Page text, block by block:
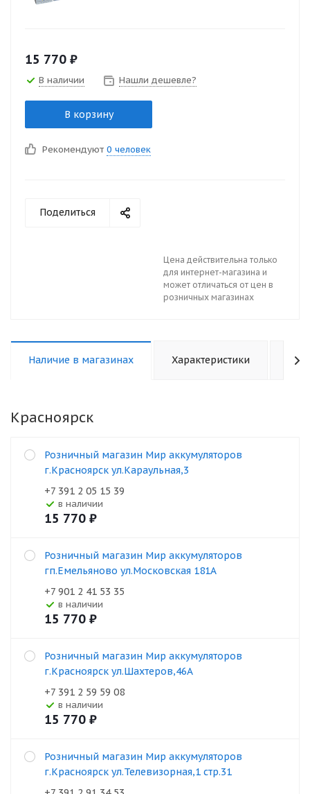
15 770 ₽
В наличии Нашли дешевле?
В корзину
Рекомендуют 0 человек
Поделиться
Цена действительна только
для интернет-магазина и
может отличаться от цен в
розничных магазинах
Наличие в магазинах Характеристики
Красноярск
Розничный магазин Мир аккумуляторов
г.Красноярск ул.Караульная,3
+7 391 2 05 15 39
В наличии
15 770 ₽
Розничный магазин Мир аккумуляторов
гп.Емельяново ул.Московская 181А
+7 901 2 41 53 35
В наличии
15 770 ₽
Розничный магазин Мир аккумуляторов
г.Красноярск ул.Шахтеров,46А
+7 391 2 59 59 08
В наличии
15 770 ₽
Розничный магазин Мир аккумуляторов
г.Красноярск ул.Телевизорная,1 стр.31